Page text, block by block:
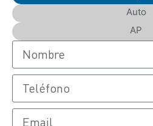
Auto
AP